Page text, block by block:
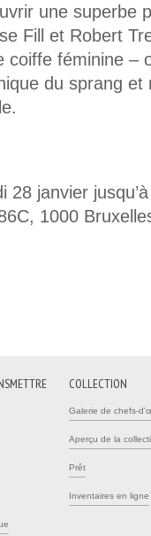
une superbe
Fill et Robert
coiffe féminine –
du sprang et
28 janvier
1000
COLLECTION
Galerie de chefs-
Aperçu de la
Prêt
Inventaires en ligne